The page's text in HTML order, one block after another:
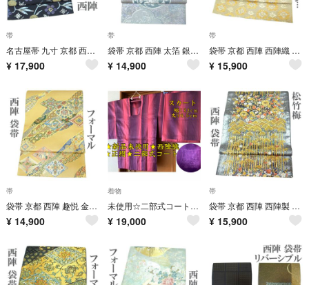
帯
名古屋帯 九寸 京都 西陣 金銀糸 黒 笹蔓 宝尽くし セミフォーマル カジュアル 正絹 なごみ 中古 仕立て上がり kp2479
¥ 17,900
帯
袋帯 京都 西陣 太箔 銀糸 薄紫 銀色 向かい鳥 花唐草 フォーマル 正絹 絹 美品 なごみ 新古品 仕立て上がり kp2476
¥ 14,900
帯
袋帯 京都 西陣 西陣織 ラメ糸 薄茶ベージュ地 草花 カジュアル 上質 正絹 絹 美品 なごみ 中古 仕立て上がり kp1290
¥ 15,900
帯
袋帯 京都 西陣 趣悦 金糸 ベージュ 華文 花菱 向かい鳥 草花 正絹 絹 フォーマル なごみ 中古 仕立て上がり kp1278
¥ 14,900
着物
未使用☆二部式コート 西陣織 正絹 道行コート 雨コート 地紋 美品
¥ 19,000
帯
袋帯 京都 西陣 西陣製 西陣織 銀色 金糸 松竹梅 向かい蝶 正絹 フォーマル 美品 なごみ 新古品 仕立て上がり kp1267
¥ 15,900